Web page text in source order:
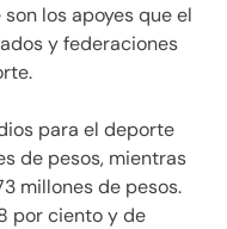
los apoyes que el
y federaciones
para el deporte
de pesos, mientras
millones de pesos.
por ciento y de